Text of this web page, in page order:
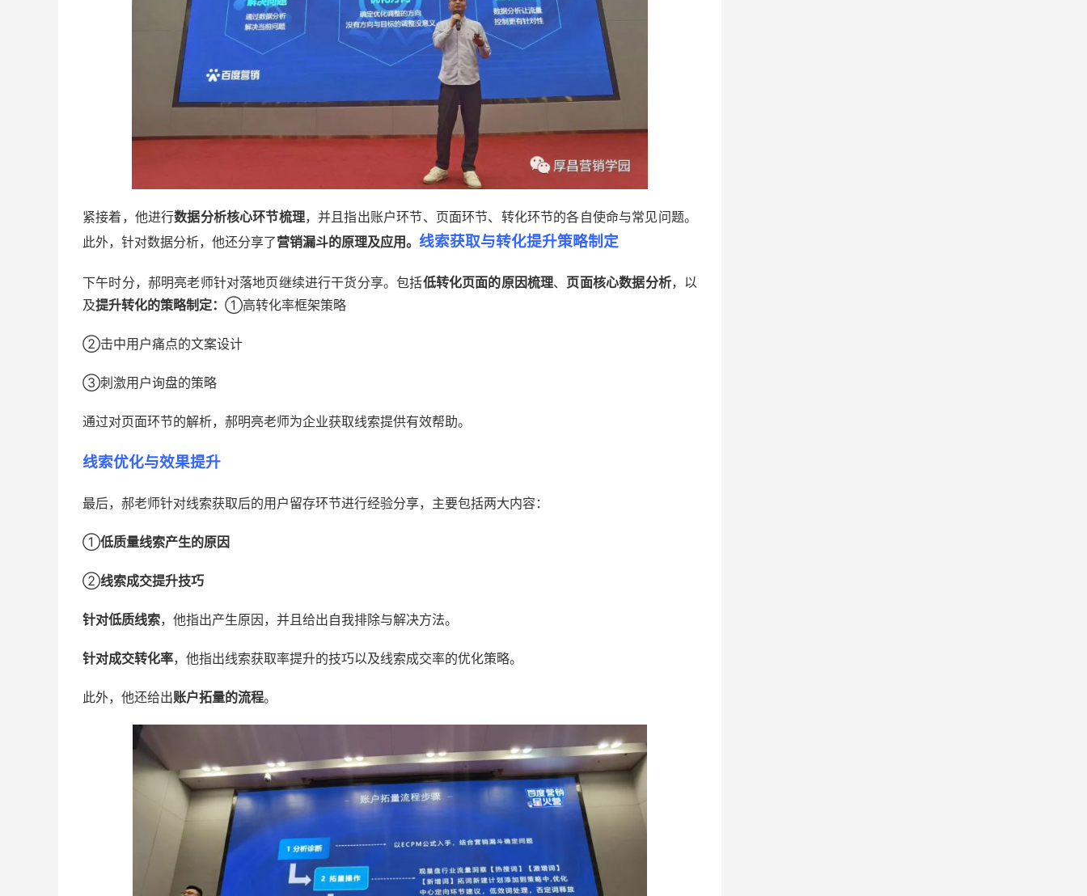
紧接着，他进行数据分析核心环节梳理，并且指出账户环节、页面环节、转化环节的各自使命与常见问题。
此外，针对数据分析，他还分享了营销漏斗的原理及应用。 线索获取与转化提升策略制定
下午时分，郝明亮老师针对落地页继续进行干货分享。包括低转化页面的原因梳理、 页面核心数据分析，以
及提升转化的策略制定： ①高转化率框架策略
②击中用户痛点的文案设计
③刺激用户询盘的策略
通过对页面环节的解析，郝明亮老师为企业获取线索提供有效帮助。
线索优化与效果提升
最后，郝老师针对线索获取后的用户留存环节进行经验分享，主要包括两大内容：
①低质量线索产生的原因
②线索成交提升技巧
针对低质线索，他指出产生原因，并且给出自我排除与解决方法。
针对成交转化率，他指出线索获取率提升的技巧以及线索成交率的优化策略。
此外，他还给出账户拓量的流程。